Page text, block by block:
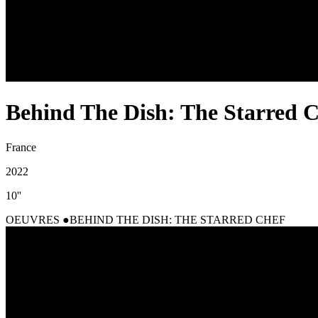
Behind The Dish: The Starred
France
2022
10''
OEUVRES
BEHIND THE DISH: THE STARRED CHEF